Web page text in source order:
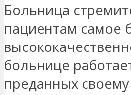
Больница
пациентам самое
больнице
преданных